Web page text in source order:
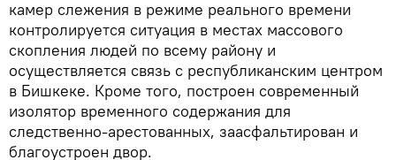
камер слежения в режиме реального времени
контролируется ситуация в местах массового
скопления людей по всему району и
осуществляется связь с республиканским центром
в Бишкеке. Кроме того, построен современный
изолятор временного содержания для
следственно-арестованных, заасфальтирован и
благоустроен двор.